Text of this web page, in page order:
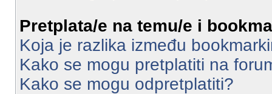
Pretplata/e na temu/e i
Koja je razlika između
Kako se mogu pretplatiti na
Kako se mogu odpretplatiti?